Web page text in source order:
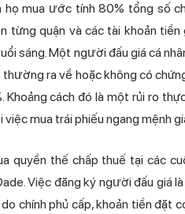
mua ước tính 80% tổng số
từng quận và các tài khoản
sáng. Một người đấu giá cá
ra về hoặc không có
Khoảng cách đó là một rủi ro
mua trái phiếu ngang mệnh
quyền thế chấp thuế tại các
Việc đăng ký người đấu giá
chính phủ cấp, khoản tiền đặt